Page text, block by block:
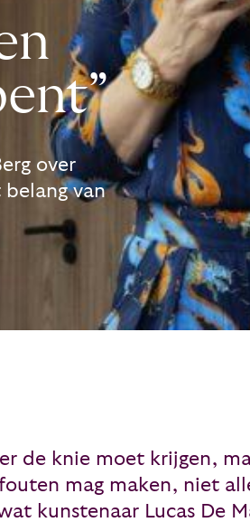
over
van
de knie moet krijgen,
mag maken, niet
kunstenaar Lucas De